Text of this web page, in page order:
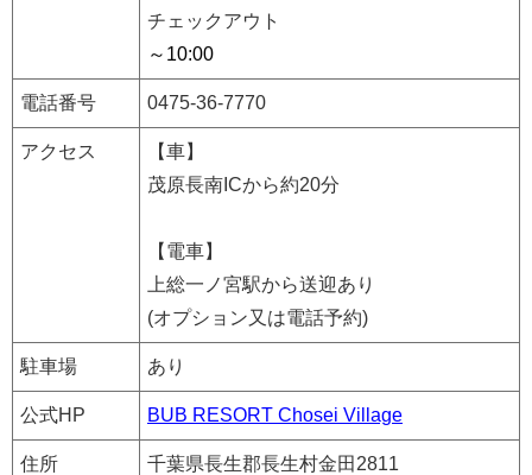
チェックアウト
～10:00
電話番号 0475-36-7770
アクセス
【車】
茂原長南ICから約20分
【電車】
上総一ノ宮駅から送迎あり
(オプション又は電話予約)
駐車場 あり
公式HP BUB RESORT Chosei Village
住所 千葉県長生郡長生村金田2811